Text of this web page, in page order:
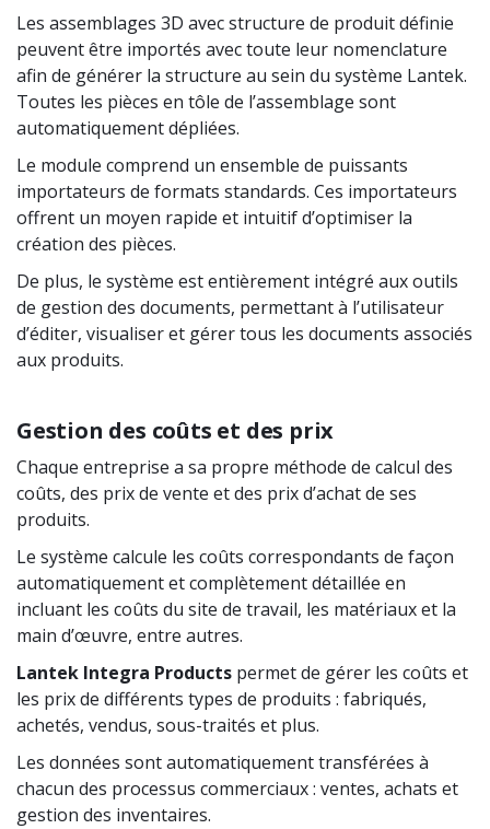
Les assemblages 3D avec structure de produit définie
peuvent être importés avec toute leur nomenclature
afin de générer la structure au sein du système Lantek.
Toutes les pièces en tôle de l’assemblage sont
automatiquement dépliées.
Le module comprend un ensemble de puissants
importateurs de formats standards. Ces importateurs
offrent un moyen rapide et intuitif d’optimiser la
création des pièces.
De plus, le système est entièrement intégré aux outils
de gestion des documents, permettant à l’utilisateur
d’éditer, visualiser et gérer tous les documents associés
aux produits.
Gestion des coûts et des prix
Chaque entreprise a sa propre méthode de calcul des
coûts, des prix de vente et des prix d’achat de ses
produits.
Le système calcule les coûts correspondants de façon
automatiquement et complètement détaillée en
incluant les coûts du site de travail, les matériaux et la
main d’œuvre, entre autres.
Lantek Integra Products permet de gérer les coûts et
les prix de différents types de produits : fabriqués,
achetés, vendus, sous-traités et plus.
Les données sont automatiquement transférées à
chacun des processus commerciaux : ventes, achats et
gestion des inventaires.